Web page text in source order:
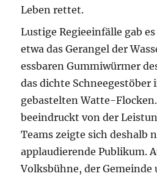
Leben rettet.
Lustige Regieeinfälle gab
etwa das Gerangel der
essbaren Gummiwürmer
das dichte Schneegestöber
gebastelten Watte-
beeindruckt von der
Teams zeigte sich deshalb
applaudierende Publikum.
Volksbühne, der Gemeinde